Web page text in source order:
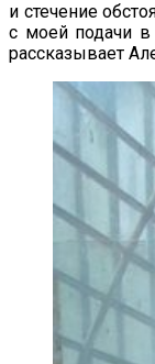
и стечение
с моей подачи в
рассказывает